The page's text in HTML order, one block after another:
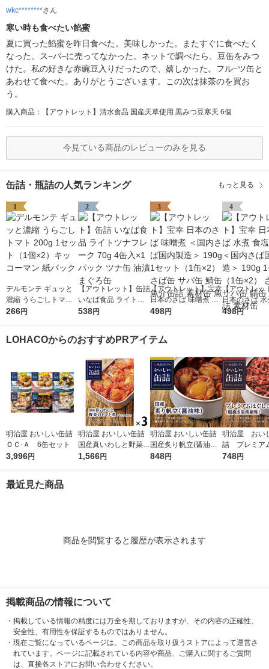
wkc********さん
寒い時も食べたい餡蜜
夏に買った餡蜜を昨日食べた。美味しかった。またすぐに食べたく
なった。ス−パ−に売ってなかった。ネットで調べたら、豆缶をみつ
けた。私の好きな赤豌豆入りだったので、嬉しかった。フル−ツ缶と
あわせて食べた。ありがとうございます。この次は抹茶のを買お
う。
購入商品：【アウトレット】清水食品 国産天草使用 黒みつ豆寒天 6個
今見ている商品のレビューのみを見る
缶詰・瓶詰の人気ランキング もっと見る
1
デルモンテ ギュッと
濃縮 うらごしトマト
200g 1セット（1個×
266円
2
【アウトレット】缶詰
いなば食品 ライトツ
ナフレーク 70g 4缶入
538円
3
【アウトレット】宝幸
日本のさば 味噌煮 ＜
国内さば国内製造＞ 1
缶 魚介缶詰 素材缶 魚
498円
4
【アウトレッ
日本のさば
不使用 ＜国内
498円
LOHACOからのおすすめPRアイテム
明治屋 おいしい缶詰
ＯＣ‐Ａ 6缶セット
3,996円
明治屋 おいしい缶詰
国産真いわしと野菜の
トマト煮 1セット（3
1,566円
明治屋 おいしい缶詰
国産炙り帆立(醤油味)
425529 1缶
848円
明治屋 おい
詰 プレミア
コンビーフ
748円
最近見た商品
商品を閲覧すると履歴が表示されます
掲載商品の情報について
・ 掲載している情報の精度には万全を期しておりますが、その内容の正確性、
安全性、有用性を保証するものではありません。
・ 現在ご覧になっているページは、この商品を取り扱うストアによって運営さ
れています。ページに記載されている内容や商品、ご購入に関するご質問
は、直接各ストアにお問い合わせください。